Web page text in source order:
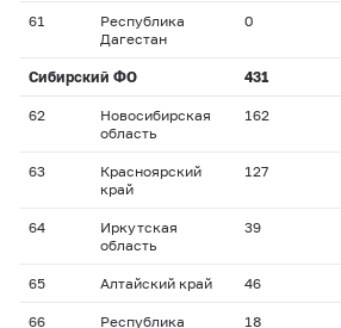
61
Республика
Дагестан
0
Сибирский ФО 431
62
Новосибирская
область
162
63
Красноярский
край
127
64
Иркутская
область
39
65 Алтайский край 46
66
Республика
18